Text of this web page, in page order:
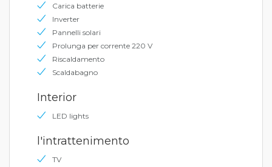
Carica batterie
Inverter
Pannelli solari
Prolunga per corrente 220 V
Riscaldamento
Scaldabagno
Interior
LED lights
l'intrattenimento
TV